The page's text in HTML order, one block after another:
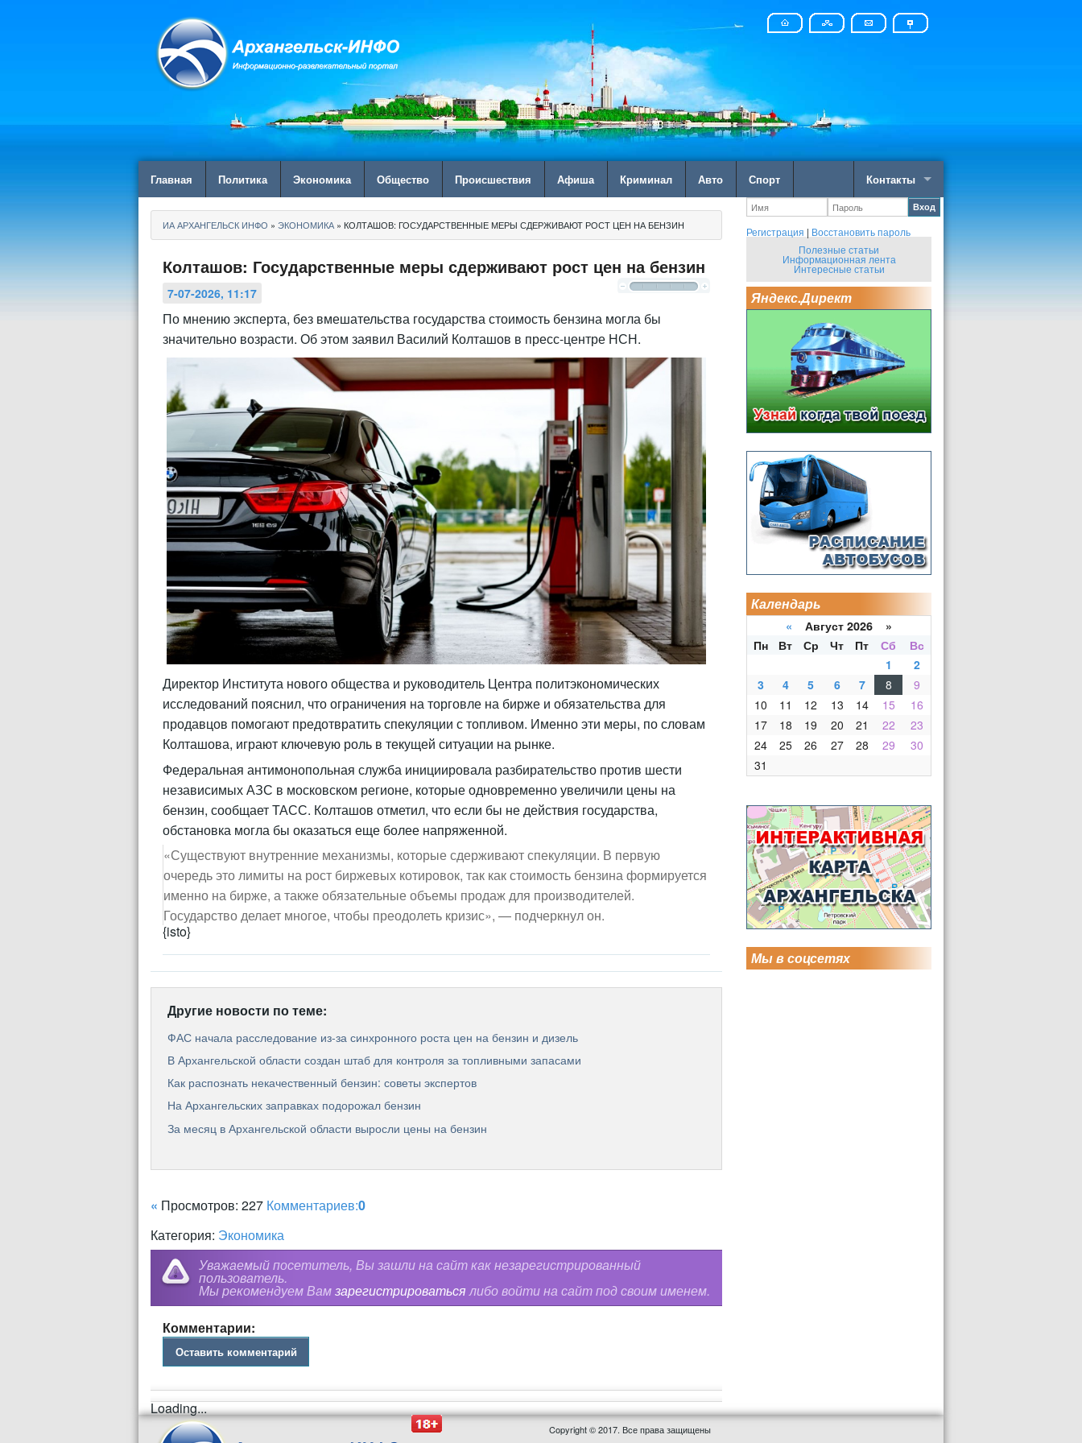
Главная Политика Экономика Общество Происшествия Афиша Криминал Авто Спорт Контакты
ИА АРХАНГЕЛЬСК ИНФО » ЭКОНОМИКА » КОЛТАШОВ: ГОСУДАРСТВЕННЫЕ МЕРЫ СДЕРЖИВАЮТ РОСТ ЦЕН НА БЕНЗИН
Колташов: Государственные меры сдерживают рост цен на бензин
7-07-2026, 11:17
По мнению эксперта, без вмешательства государства стоимость бензина могла бы
значительно возрасти. Об этом заявил Василий Колташов в пресс-центре НСН.
Директор Института нового общества и руководитель Центра политэкономических
исследований пояснил, что ограничения на торговле на бирже и обязательства для
продавцов помогают предотвратить спекуляции с топливом. Именно эти меры, по словам
Колташова, играют ключевую роль в текущей ситуации на рынке.
Федеральная антимонопольная служба инициировала разбирательство против шести
независимых АЗС в московском регионе, которые одновременно увеличили цены на
бензин, сообщает ТАСС. Колташов отметил, что если бы не действия государства,
обстановка могла бы оказаться еще более напряженной.
«Существуют внутренние механизмы, которые сдерживают спекуляции. В первую
очередь это лимиты на рост биржевых котировок, так как стоимость бензина формируется
именно на бирже, а также обязательные объемы продаж для производителей.
Государство делает многое, чтобы преодолеть кризис», — подчеркнул он.
{isto}
Другие новости по теме:
ФАС начала расследование из-за синхронного роста цен на бензин и дизель
В Архангельской области создан штаб для контроля за топливными запасами
Как распознать некачественный бензин: советы экспертов
На Архангельских заправках подорожал бензин
За месяц в Архангельской области выросли цены на бензин
« Просмотров: 227 Комментариев:0
Категория: Экономика
Уважаемый посетитель, Вы зашли на сайт как незарегистрированный
пользователь.
Мы рекомендуем Вамзарегистрироватьсялибо войти на сайт под своим именем.
Комментарии:
Оставить комментарий
Loading...
Вход
Регистрация | Восстановить пароль
Полезные статьи
Информационная лента
Интересные статьи
Яндекс.Директ
Календарь
« Август 2026 »
Пн
Вт Ср Чт Пт Сб
Вс
1
2
3
4 5 6 7 8
9
10
11 12 13 14 15
16
17
18 19 20 21 22
23
24
25 26 27 28 29
30
31
Мы в соцсетях
Copyright © 2017. Все права защищены